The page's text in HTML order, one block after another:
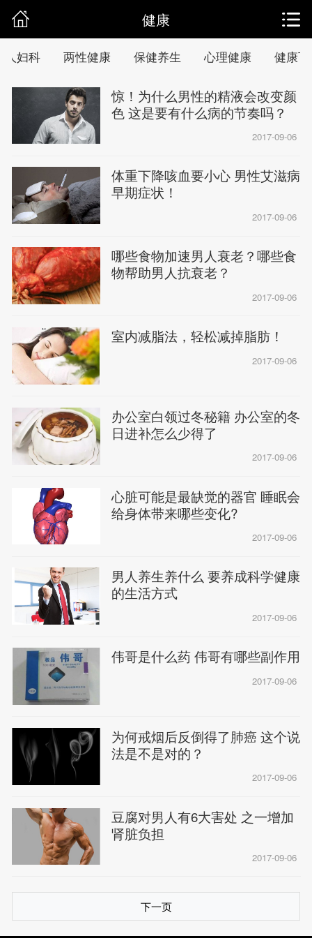
健康
人妇科 两性健康 保健养生 心理健康 健康
惊！为什么男性的精液会改变颜
色 这是要有什么病的节奏吗？
2017-09-06
体重下降咳血要小心 男性艾滋病
早期症状！
2017-09-06
哪些食物加速男人衰老？哪些食
物帮助男人抗衰老？
2017-09-06
室内减脂法，轻松减掉脂肪！
2017-09-06
办公室白领过冬秘籍 办公室的冬
日进补怎么少得了
2017-09-06
心脏可能是最缺觉的器官 睡眠会
给身体带来哪些变化?
2017-09-06
男人养生养什么 要养成科学健康
的生活方式
2017-09-06
伟哥是什么药 伟哥有哪些副作用
2017-09-06
为何戒烟后反倒得了肺癌 这个说
法是不是对的？
2017-09-06
豆腐对男人有6大害处 之一增加
肾脏负担
2017-09-06
下一页